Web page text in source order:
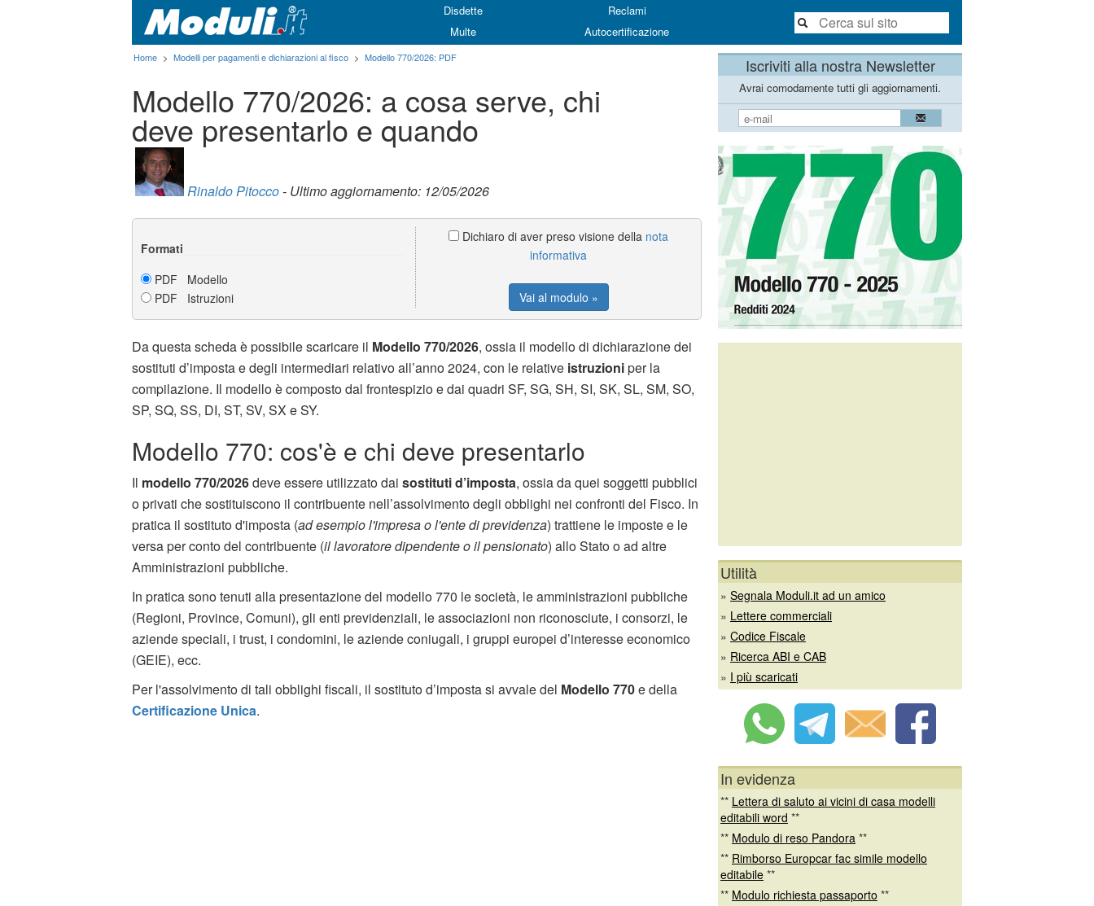
Disdette
Reclami
Multe
Autocertificazione
Home > Modelli per pagamenti e dichiarazioni al fisco > Modello 770/2026: PDF
Modello 770/2026: a cosa serve, chi
deve presentarlo e quando
Rinaldo Pitocco- Ultimo aggiornamento: 12/05/2026
Formati
PDF Modello
PDF Istruzioni
Dichiaro di aver preso visione della nota
informativa
Vai al modulo »
Da questa scheda è possibile scaricare il Modello 770/2026, ossia il modello di dichiarazione dei
sostituti d’imposta e degli intermediari relativo all’anno 2024, con le relative istruzioniper la
compilazione. Il modello è composto dal frontespizio e dai quadri SF, SG, SH, SI, SK, SL, SM, SO,
SP, SQ, SS, DI, ST, SV, SX e SY.
Modello 770: cos'è e chi deve presentarlo
Il modello 770/2026deve essere utilizzato dai sostituti d’imposta, ossia da quei soggetti pubblici
o privati che sostituiscono il contribuente nell’assolvimento degli obblighi nei confronti del Fisco. In
pratica il sostituto d'imposta (ad esempio l'impresa o l'ente di previdenza) trattiene le imposte e le
versa per conto del contribuente (il lavoratore dipendente o il pensionato) allo Stato o ad altre
Amministrazioni pubbliche.
In pratica sono tenuti alla presentazione del modello 770 le società, le amministrazioni pubbliche
(Regioni, Province, Comuni), gli enti previdenziali, le associazioni non riconosciute, i consorzi, le
aziende speciali, i trust, i condomini, le aziende coniugali, i gruppi europei d’interesse economico
(GEIE), ecc.
Per l'assolvimento di tali obblighi fiscali, il sostituto d’imposta si avvale del Modello 770e della
Certificazione Unica.
Iscriviti alla nostra Newsletter
Avrai comodamente tutti gli aggiornamenti.
Utilità
» Segnala Moduli.it ad un amico
» Lettere commerciali
» Codice Fiscale
» Ricerca ABI e CAB
» I più scaricati
In evidenza
** Lettera di saluto ai vicini di casa modelli
editabili word **
** Modulo di reso Pandora **
** Rimborso Europcar fac simile modello
editabile **
** Modulo richiesta passaporto **